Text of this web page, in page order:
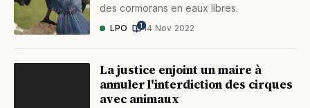
des cormorans en eaux libres.
LPO 1·14 Nov 2022
La justice enjoint un maire à
annuler l'interdiction des cirques
avec animaux